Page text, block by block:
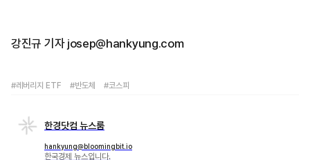
강진규 기자 josep@hankyung.com
#레버리지 ETF #반도체 #코스피
한경닷컴 뉴스룸
hankyung@bloomingbit.io
한국경제 뉴스입니다.